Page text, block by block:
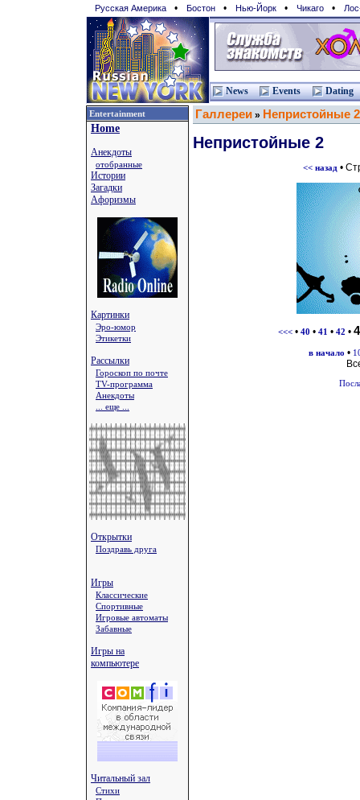
Русская Америка • Бостон • Нью-Йорк • Чикаго •
News Events Dating
Entertainment
Home
Анекдоты
отобранные
Истории
Загадки
Афоризмы
Картинки
Эро-юмор
Этикетки
Рассылки
Гороскоп по почте
TV-программа
Анекдоты
... еще ...
Открытки
Поздравь друга
Игры
Классические
Спортивные
Игровые автоматы
Забавные
Игры на
компьютере
Читальный зал
Стихи
Галлереи » Непристойные 2
Непристойные 2
<< назад •
<<<• 40 • 41 • 42 •
в начало •